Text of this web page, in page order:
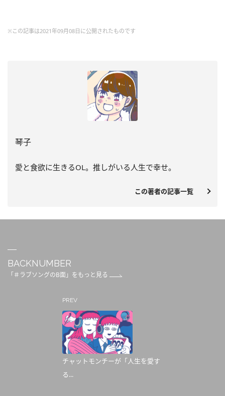
※この記事は2021年09月08日に公開されたものです
琴子
愛と食欲に生きるOL。推しがいる人生で幸せ。
この著者の記事一覧
BACKNUMBER
「＃ラブソングのB面」をもっと見る
PREV
チャットモンチーが「人生を愛す
る...